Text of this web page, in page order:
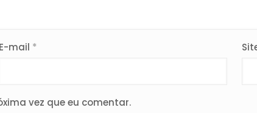
E-mail *
vez que eu comentar.